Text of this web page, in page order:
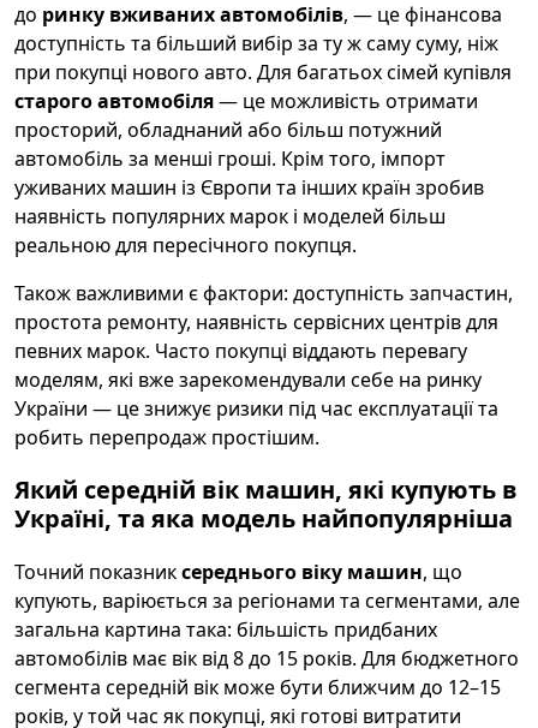
до ринку вживаних автомобілів, — це фінансова
доступність та більший вибір за ту ж саму суму, ніж
при покупці нового авто. Для багатьох сімей купівля
старого автомобіля— це можливість отримати
просторий, обладнаний або більш потужний
автомобіль за менші гроші. Крім того, імпорт
уживаних машин із Європи та інших країн зробив
наявність популярних марок і моделей більш
реальною для пересічного покупця.
Також важливими є фактори: доступність запчастин,
простота ремонту, наявність сервісних центрів для
певних марок. Часто покупці віддають перевагу
моделям, які вже зарекомендували себе на ринку
України — це знижує ризики під час експлуатації та
робить перепродаж простішим.
Який середній вік машин, які купують в
Україні, та яка модель найпопулярніша
Точний показниксереднього віку машин, що
купують, варіюється за регіонами та сегментами, але
загальна картина така: більшість придбаних
автомобілів має вік від 8 до 15 років. Для бюджетного
сегмента середній вік може бути ближчим до 12–15
років, у той час як покупці, які готові витратити